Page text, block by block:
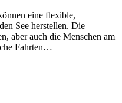
eine flexible,
See herstellen. Die
aber auch die Menschen am
Fahrten…